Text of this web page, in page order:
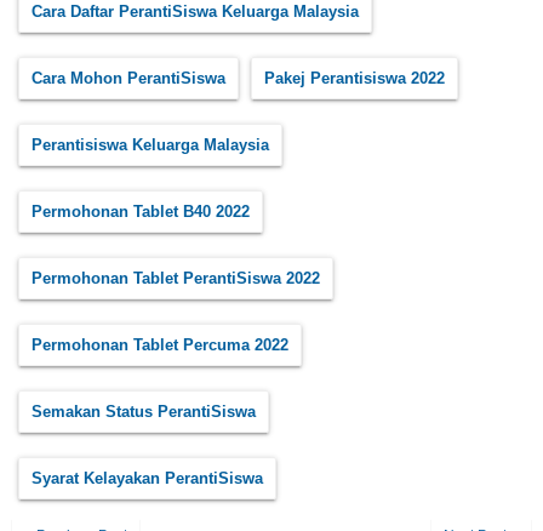
Cara Daftar PerantiSiswa Keluarga Malaysia
Cara Mohon PerantiSiswa Pakej Perantisiswa 2022
Perantisiswa Keluarga Malaysia
Permohonan Tablet B40 2022
Permohonan Tablet PerantiSiswa 2022
Permohonan Tablet Percuma 2022
Semakan Status PerantiSiswa
Syarat Kelayakan PerantiSiswa